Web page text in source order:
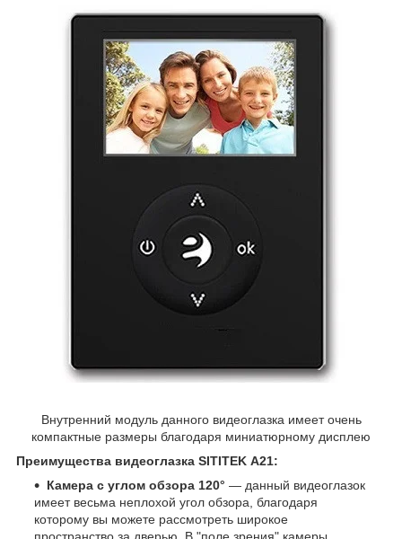
Внутренний модуль данного видеоглазка имеет очень
компактные размеры благодаря миниатюрному дисплею
Преимущества видеоглазка SITITEK А21:
Камера с углом обзора 120° — данный видеоглазок
имеет весьма неплохой угол обзора, благодаря
которому вы можете рассмотреть широкое
пространство за дверью. В "поле зрения" камеры